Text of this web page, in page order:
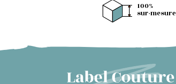
100%
sur-mesure